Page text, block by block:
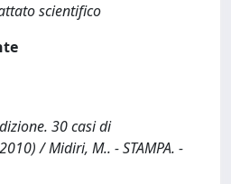
scientifico
30 casi di
/ Midiri, M.. - STAMPA. -